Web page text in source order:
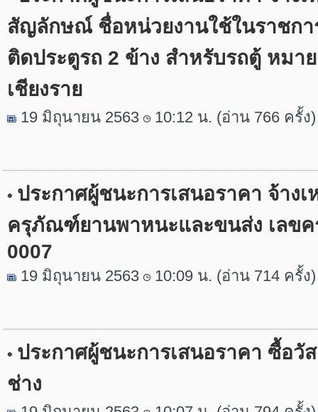
สัญลักษณ์ ชื่อหน่วยงานใช้ในราชก
ติดประตูรถ 2 ข้าง สำหรับรถตู้ หมา
เชียงราย
19 มิถุนายน 2563 10:12 น. (อ่าน 766 ครั้ง)
• ประกาศผู้ชนะการเสนอราคา จ้าง
ครุภัณฑ์ยานพาหนะและขนส่ง เลข
0007
19 มิถุนายน 2563 10:09 น. (อ่าน 714 ครั้ง)
• ประกาศผู้ชนะการเสนอราคา ซื้อวั
ช่าง